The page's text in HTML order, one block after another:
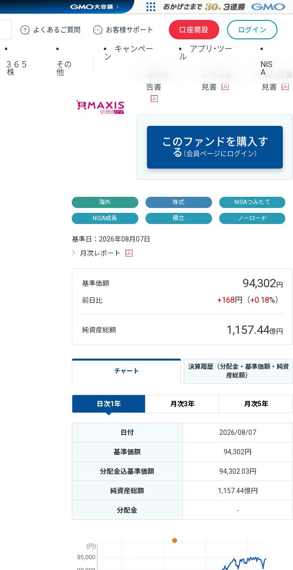
GMOクリック証券
よくある ご質問 お客様サポート 口座開設 ログイン
３６５
株
その
他
キャンペー
ン
アプリ・ツー
ル
NIS
A
告書
見書
補完目論
見書
このファンドを購入す
る （会員ページにログイン）